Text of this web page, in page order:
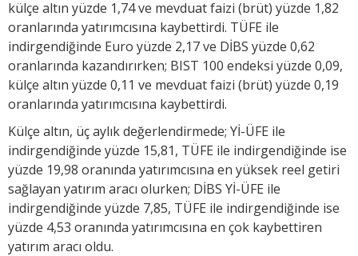
külçe altın yüzde 1,74 ve mevduat faizi (brüt) yüzde 1,82
oranlarında yatırımcısına kaybettirdi. TÜFE ile
indirgendiğinde Euro yüzde 2,17 ve DİBS yüzde 0,62
oranlarında kazandırırken; BIST 100 endeksi yüzde 0,09,
külçe altın yüzde 0,11 ve mevduat faizi (brüt) yüzde 0,19
oranlarında yatırımcısına kaybettirdi.
Külçe altın, üç aylık değerlendirmede; Yİ-ÜFE ile
indirgendiğinde yüzde 15,81, TÜFE ile indirgendiğinde ise
yüzde 19,98 oranında yatırımcısına en yüksek reel getiri
sağlayan yatırım aracı olurken; DİBS Yİ-ÜFE ile
indirgendiğinde yüzde 7,85, TÜFE ile indirgendiğinde ise
yüzde 4,53 oranında yatırımcısına en çok kaybettiren
yatırım aracı oldu.